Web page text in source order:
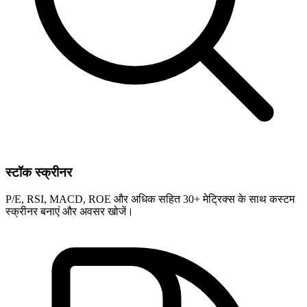
स्टॉक स्क्रीनर
P/E, RSI, MACD, ROE और अधिक सहित 30+ मेट्रिक्स के साथ कस्टम
स्क्रीनर बनाएं और अवसर खोजें।